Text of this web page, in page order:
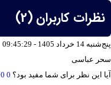
نظرات کاربران (2)
پنج‌شنبه 14 خرداد 1405 - 09:45:29
سحر عباسی
آیا این نظر برای شما مفید بود؟ 0
0